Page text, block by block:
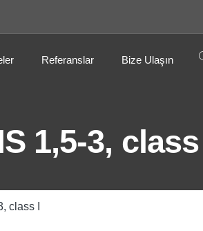
Referanslar Bize Ulaşın
1,5-3,
class I